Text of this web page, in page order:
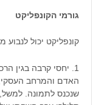
גורמי הקונפליקט
קונפליקט יכול
1. יחסי קרבה בגין
האדם והמרחב
שנכנס לתמונה.